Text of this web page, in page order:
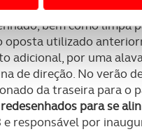
sua experiência digital,
bem como para analisar
relativa à sua
terceiros.
internacionais de
estritamente
alterações
bem como limpa
utilizado
adicional, por uma
de direção. No verão
da traseira para o
para se
responsável por